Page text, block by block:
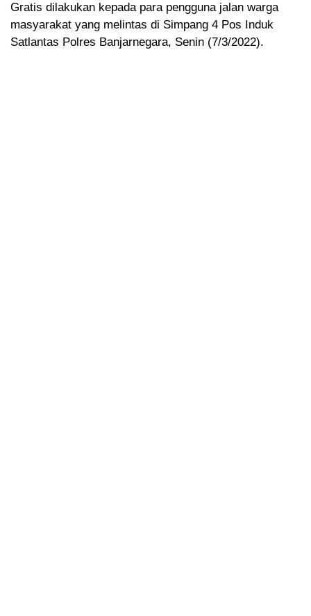
Gratis dilakukan kepada para pengguna jalan warga
masyarakat yang melintas di Simpang 4 Pos Induk
Satlantas Polres Banjarnegara, Senin (7/3/2022).